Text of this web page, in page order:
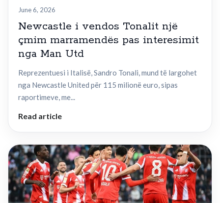
June 6, 2026
Newcastle i vendos Tonalit një
çmim marramendës pas interesimit
nga Man Utd
Reprezentuesi i Italisë, Sandro Tonali, mund të largohet
nga Newcastle United për 115 milionë euro, sipas
raportimeve, me...
Read article